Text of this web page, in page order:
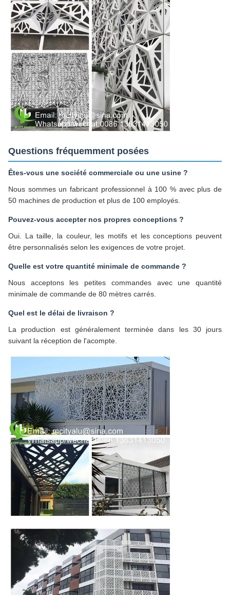
Questions fréquemment posées
Êtes-vous une société commerciale ou une usine ?
Nous sommes un fabricant professionnel à 100 % avec plus de
50 machines de production et plus de 100 employés.
Pouvez-vous accepter nos propres conceptions ?
Oui. La taille, la couleur, les motifs et les conceptions peuvent
être personnalisés selon les exigences de votre projet.
Quelle est votre quantité minimale de commande ?
Nous acceptons les petites commandes avec une quantité
minimale de commande de 80 mètres carrés.
Quel est le délai de livraison ?
La production est généralement terminée dans les 30 jours
suivant la réception de l'acompte.